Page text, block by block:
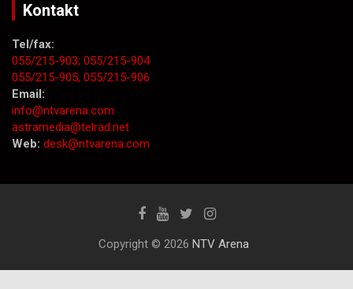
Kontakt
Tel/fax:
055/215-903; 055/215-904
055/215-905; 055/215-906
Email:
info@ntvarena.com
astramedia@telrad.net
Web: desk@ntvarena.com
Copyright © 2026 NTV Arena